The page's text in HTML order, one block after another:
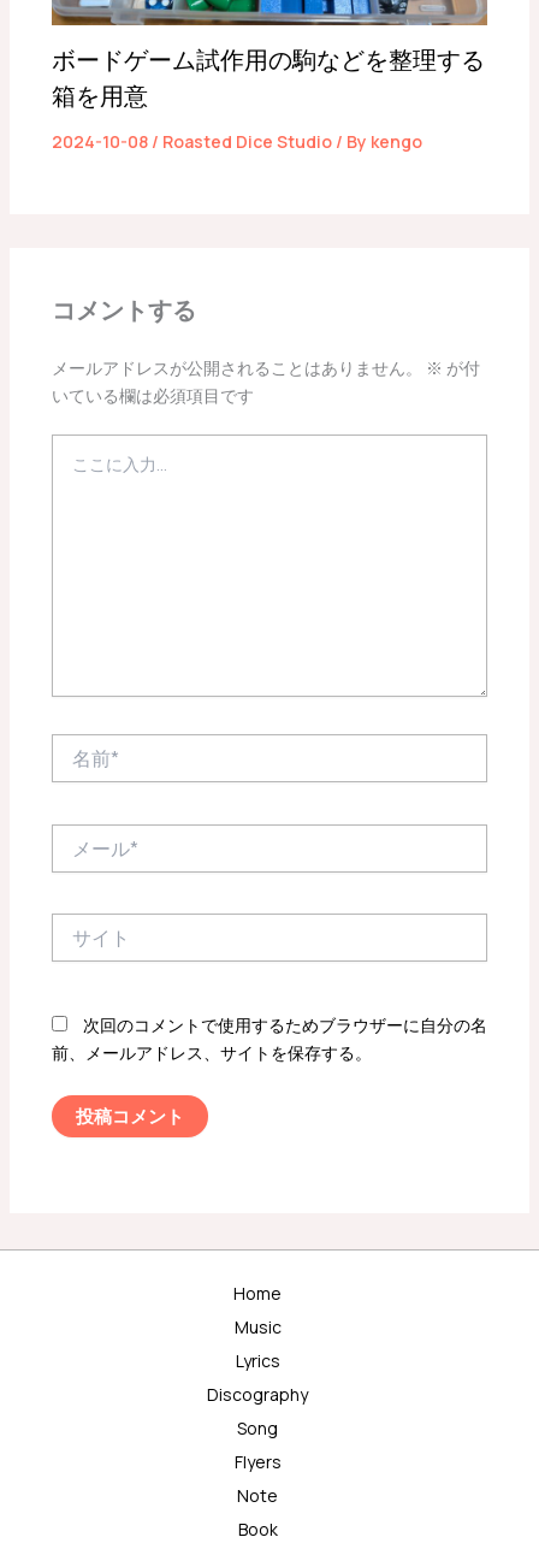
ボードゲーム試作用の駒などを整理する
箱を用意
2024-10-08 / Roasted Dice Studio/ By kengo
コメントする
メールアドレスが公開されることはありません。 ※ が付
いている欄は必須項目です
次回のコメントで使用するためブラウザーに自分の名
前、メールアドレス、サイトを保存する。
Home
Music
Lyrics
Discography
Song
Flyers
Note
Book